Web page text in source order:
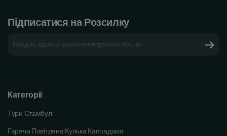
Підписатися на Розсилку
Категорії
Тури Стамбул
Гаряча Повітряна Кулька Каппадокія